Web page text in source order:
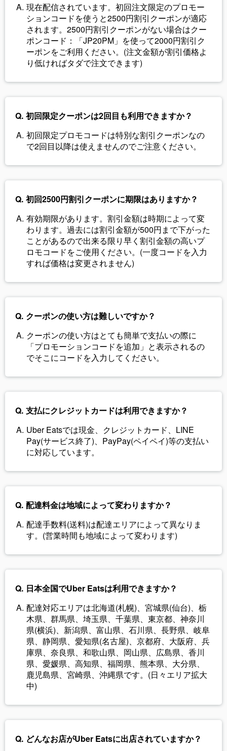
現在配信されています。初回注文限定のプロモー
ションコードを使うと2500円割引クーポンが適応
されます。2500円割引クーポンがない場合はクー
ポンコード：「JP20PM」を使って2000円割引ク
ーポンをご利用ください。(注文金額が割引価格よ
り低ければタダで注文できます)
初回限定クーポンは2回目も利用できますか？
初回限定プロモコードは特別な割引クーポンなの
で2回目以降は使えませんのでご注意ください。
初回2500円割引クーポンに期限はありますか？
有効期限があります。割引金額は時期によって変
わります。過去には割引金額が500円まで下がった
ことがあるので出来る限り早く割引金額の高いプ
ロモコードをご使用ください。(一度コードを入力
すれば価格は変更されません)
クーポンの使い方は難しいですか？
クーポンの使い方はとても簡単で支払いの際に
「プロモーションコードを追加」と表示されるの
でそこにコードを入力してください。
支払にクレジットカードは利用できますか？
Uber Eatsでは現金、クレジットカード、LINE
Pay(サービス終了)、PayPay(ペイペイ)等の支払い
に対応しています。
配達料金は地域によって変わりますか？
配達手数料(送料)は配達エリアによって異なりま
す。(営業時間も地域によって変わります)
日本全国でUber Eatsは利用できますか？
配達対応エリアは北海道(札幌)、宮城県(仙台)、栃
木県、群馬県、埼玉県、千葉県、東京都、神奈川
県(横浜)、新潟県、富山県、石川県、長野県、岐阜
県、静岡県、愛知県(名古屋)、京都府、大阪府、兵
庫県、奈良県、和歌山県、岡山県、広島県、香川
県、愛媛県、高知県、福岡県、熊本県、大分県、
鹿児島県、宮崎県、沖縄県です。(日々エリア拡大
中)
どんなお店がUber Eatsに出店されていますか？